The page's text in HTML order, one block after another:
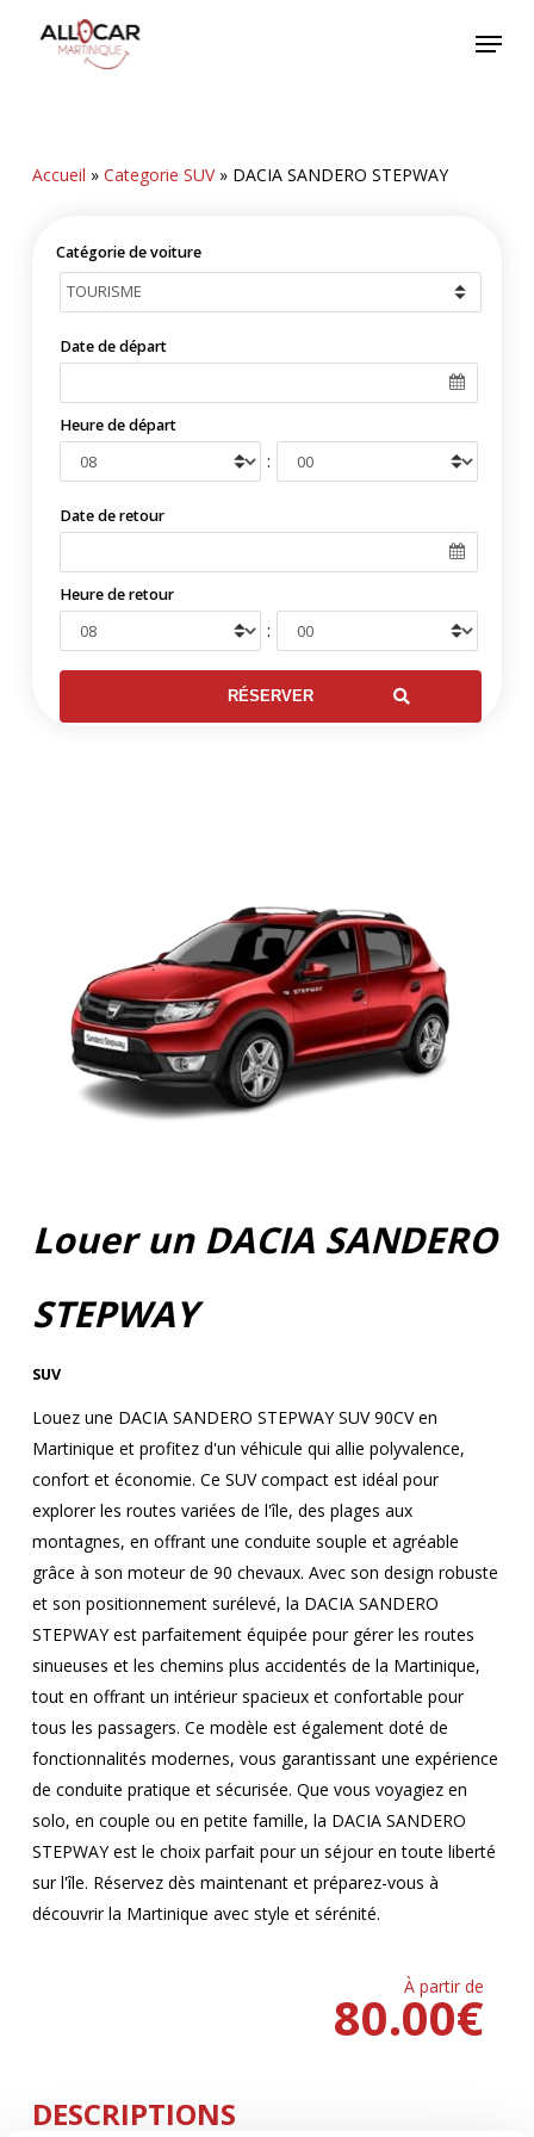
Menu
Accueil » Categorie SUV» DACIA SANDERO STEPWAY
Catégorie de voiture
Date de départ
Heure de départ
:
Date de retour
Heure de retour
:
Louer un DACIA SANDERO
STEPWAY
SUV
Louez une DACIA SANDERO STEPWAY SUV 90CV en
Martinique et profitez d'un véhicule qui allie polyvalence,
confort et économie. Ce SUV compact est idéal pour
explorer les routes variées de l'île, des plages aux
montagnes, en offrant une conduite souple et agréable
grâce à son moteur de 90 chevaux. Avec son design robuste
et son positionnement surélevé, la DACIA SANDERO
STEPWAY est parfaitement équipée pour gérer les routes
sinueuses et les chemins plus accidentés de la Martinique,
tout en offrant un intérieur spacieux et confortable pour
tous les passagers. Ce modèle est également doté de
fonctionnalités modernes, vous garantissant une expérience
de conduite pratique et sécurisée. Que vous voyagiez en
solo, en couple ou en petite famille, la DACIA SANDERO
STEPWAY est le choix parfait pour un séjour en toute liberté
sur l'île. Réservez dès maintenant et préparez-vous à
découvrir la Martinique avec style et sérénité.
À partir de
€
80.00
DESCRIPTIONS